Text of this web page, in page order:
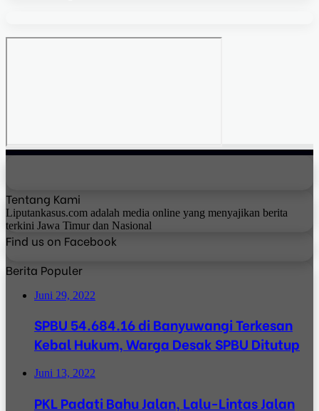
Tentang Kami
Liputankasus.com adalah media online yang menyajikan berita
terkini Jawa Timur dan Nasional
Find us on Facebook
Berita Populer
Juni 29, 2022
SPBU 54.684.16 di Banyuwangi Terkesan
Kebal Hukum, Warga Desak SPBU Ditutup
Juni 13, 2022
PKL Padati Bahu Jalan, Lalu-Lintas Jalan